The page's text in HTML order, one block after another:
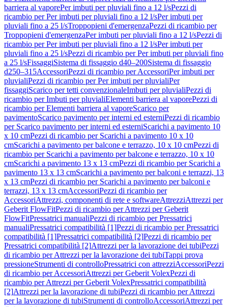
barriera al vaporePer imbuti per pluviali fino a 12 l/sPezzi di
ricambio per Per imbuti per pluviali fino a 12 l/sPer imbuti per
pluviali fino a 25 l/sTroppopieni d'emergenzaPezzi di ricambio per
Troppopieni d'emergenzaPer imbuti per pluviali fino a 12 l/sPezzi di
ricambio per Per imbuti per pluviali fino a 12 l/sPer imbuti per
pluviali fino a 25 l/sPezzi di ricambio per Per imbuti per pluviali fino
a 25 l/sFissaggiSistema di fissaggio d40–200Sistema di fissaggio
d250–315AccessoriPezzi di ricambio per AccessoriPer imbuti per
pluvialiPezzi di ricambio per Per imbuti per pluvialiPer
fissaggiScarico per tetti convenzionaleImbuti per pluvialiPezzi di
ricambio per Imbuti per pluvialiElementi barriera al vaporePezzi di
ricambio per Elementi barriera al vaporeScarico per
pavimentoScarico pavimento per interni ed esterniPezzi di ricambio
per Scarico pavimento per interni ed esterniScarichi a pavimento 10
x 10 cmPezzi di ricambio per Scarichi a pavimento 10 x 10
cmScarichi a pavimento per balcone e terrazzo, 10 x 10 cmPezzi di
ricambio per Scarichi a pavimento per balcone e terrazzo, 10 x 10
cmScarichi a pavimento 13 x 13 cmPezzi di ricambio per Scarichi a
pavimento 13 x 13 cmScarichi a pavimento per balconi e terrazzi, 13
x 13 cmPezzi di ricambio per Scarichi a pavimento per balconi e
terrazzi, 13 x 13 cmAccessoriPezzi di ricambio per
AccessoriAttrezzi, componenti di rete e softwareAttrezziAttrezzi per
Geberit FlowFitPezzi di ricambio per Attrezzi per Geberit
FlowFitPressatrici manualiPezzi di ricambio per Pressatrici
manualiPressatrici compatibilità [1]Pezzi di ricambio per Pressatrici
compatibilità [1]Pressatrici compatibilità [2]Pezzi di ricambio per
Pressatrici compatibilità [2]Attrezzi per la lavorazione dei tubiPezzi
di ricambio per Attrezzi per la lavorazione dei tubiTappi prova
pressioneStrumenti di controlloPressatrici con attrezziAccessoriPezzi
di ricambio per AccessoriAttrezzi per Geberit VolexPezzi di
ricambio per Attrezzi per Geberit VolexPressatrici compatibilità
[2]Attrezzi per la lavorazione di tubiPezzi di ricambio per Attrezzi
per la lavorazione di tubiStrumenti di controlloAccessoriAttrezzi per